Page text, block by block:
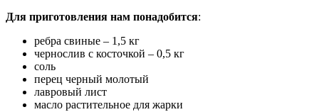
Для приготовления нам понадобится:
ребра свиные – 1,5 кг
чернослив с косточкой – 0,5 кг
соль
перец черный молотый
лавровый лист
масло растительное для жарки